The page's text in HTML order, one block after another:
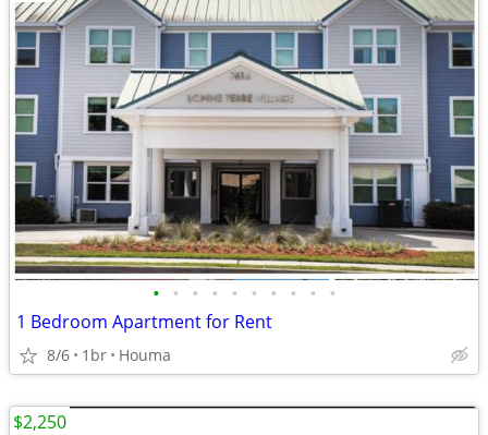
• • • • • • • • • •
1 Bedroom Apartment for Rent
8/6 1br Houma
$2,250